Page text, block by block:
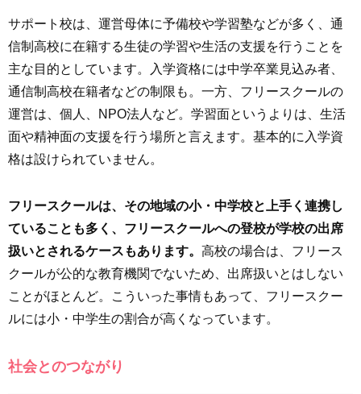
サポート校は、運営母体に予備校や学習塾などが多く、通
信制高校に在籍する生徒の学習や生活の支援を行うことを
主な目的としています。入学資格には中学卒業見込み者、
通信制高校在籍者などの制限も。一方、フリースクールの
運営は、個人、NPO法人など。学習面というよりは、生活
面や精神面の支援を行う場所と言えます。基本的に入学資
格は設けられていません。
フリースクールは、その地域の小・中学校と上手く連携し
ていることも多く、フリースクールへの登校が学校の出席
扱いとされるケースもあります。 高校の場合は、フリース
クールが公的な教育機関でないため、出席扱いとはしない
ことがほとんど。こういった事情もあって、フリースクー
ルには小・中学生の割合が高くなっています。
社会とのつながり